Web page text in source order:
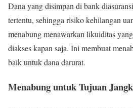
Dana yang disimpan di bank
tertentu, sehingga risiko kehilangan
menabung menawarkan likuiditas
diakses kapan saja. Ini membuat
baik untuk dana darurat.
Menabung untuk Tujuan